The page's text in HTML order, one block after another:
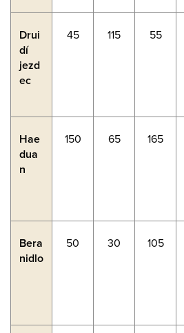
Drui
dí
jezd
ec
45 115 55
Hae
dua
n
150 65 165
Bera
nidlo
50 30 105